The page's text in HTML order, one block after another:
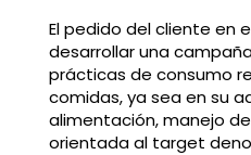
El pedido del cliente en
desarrollar una
prácticas de consumo
comidas, ya sea en su
alimentación, manejo
orientada al target